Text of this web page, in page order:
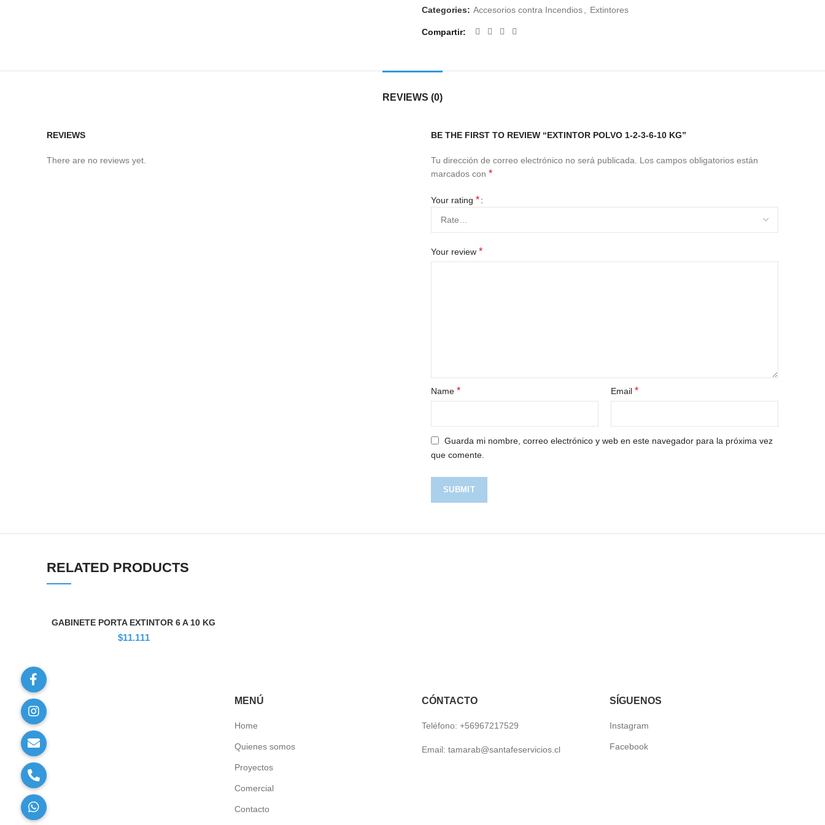
Categories: Accesorios contra Incendios Extintores
Compartir
REVIEWS (0)
REVIEWS
There are no reviews yet.
BE THE FIRST TO REVIEW “EXTINTOR POLVO 1-2-3-6-10 KG”
Tu dirección de correo electrónico no será publicada.
Los campos obligatorios están
marcados con *
Your rating *
Your review *
Name * Email *
Guarda mi nombre, correo electrónico y web en este navegador para la próxima vez
que comente.
RELATED PRODUCTS
GABINETE PORTA EXTINTOR 6 A 10 KG
$11.111
MENÚ
Home
Quienes somos
Proyectos
Comercial
Contacto
CÓNTACTO
Teléfono: +56967217529
Email: tamarab@santafeservicios.cl
SÍGUENOS
Instagram
Facebook